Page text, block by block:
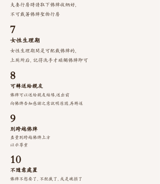
夫妻行房時請取下佛牌收納好,
不可戴著佛牌聖物行房
7
女性生理期
女性生理期間是可配戴佛牌的,
上厠所后, 記得洗手才碰觸佛牌即可
8
可轉送給親友
佛牌可以送給親友結緣,送出前
向佛牌告知感謝之意說明原因,再轉送
9
別跨越佛牌
盡量別跨越佛牌上方
以示尊重
10
不隨意處置
佛牌不想要了, 不配戴了, 或是破損了